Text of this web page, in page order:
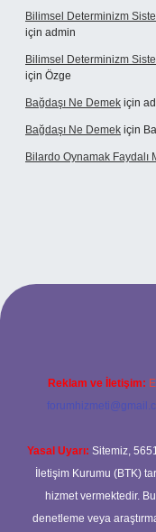
Bilimsel Determinizm
için admin
Bilimsel Determinizm
için Özge
Bağdaşı Ne Demek için
Bağdaşı Ne Demek için
Bilardo Oynamak Faydalı
Reklam ve İletişim:
Yasal Uyarı: Sitemiz,
İletişim Kurumu (BTK)
hizmet vermektedir.
denetleme veya